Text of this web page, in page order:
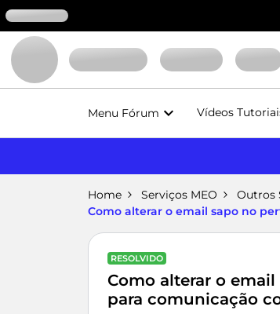
Menu Fórum Vídeos
Home Serviços MEO
Outros
Como alterar o email sapo no
RESOLVIDO
Como alterar o
para comunicação